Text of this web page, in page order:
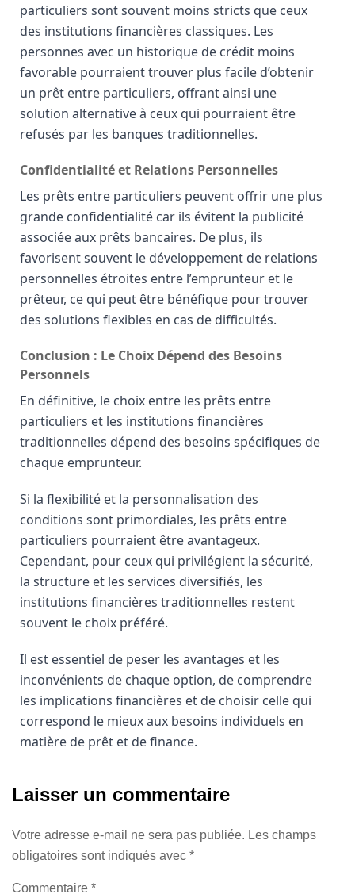
particuliers sont souvent moins stricts que ceux
des institutions financières classiques. Les
personnes avec un historique de crédit moins
favorable pourraient trouver plus facile d’obtenir
un prêt entre particuliers, offrant ainsi une
solution alternative à ceux qui pourraient être
refusés par les banques traditionnelles.
Confidentialité et Relations Personnelles
Les prêts entre particuliers peuvent offrir une plus
grande confidentialité car ils évitent la publicité
associée aux prêts bancaires. De plus, ils
favorisent souvent le développement de relations
personnelles étroites entre l’emprunteur et le
prêteur, ce qui peut être bénéfique pour trouver
des solutions flexibles en cas de difficultés.
Conclusion : Le Choix Dépend des Besoins
Personnels
En définitive, le choix entre les prêts entre
particuliers et les institutions financières
traditionnelles dépend des besoins spécifiques de
chaque emprunteur.
Si la flexibilité et la personnalisation des
conditions sont primordiales, les prêts entre
particuliers pourraient être avantageux.
Cependant, pour ceux qui privilégient la sécurité,
la structure et les services diversifiés, les
institutions financières traditionnelles restent
souvent le choix préféré.
Il est essentiel de peser les avantages et les
inconvénients de chaque option, de comprendre
les implications financières et de choisir celle qui
correspond le mieux aux besoins individuels en
matière de prêt et de finance.
Laisser un commentaire
Votre adresse e-mail ne sera pas publiée. Les champs
obligatoires sont indiqués avec *
Commentaire *